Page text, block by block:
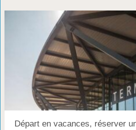
Départ en vacances, réserver